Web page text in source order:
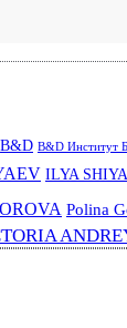
B&D B&D Институт
ILYA
Polina